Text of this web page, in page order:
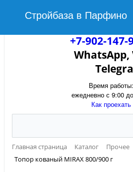
Стройбаза в Парфино
+7-902-147-
WhatsApp,
Время работы:
ежедневно с 9:00
Как проехать
Главная страница Каталог Прочее
Топор кованый MIRAX 800/900 г